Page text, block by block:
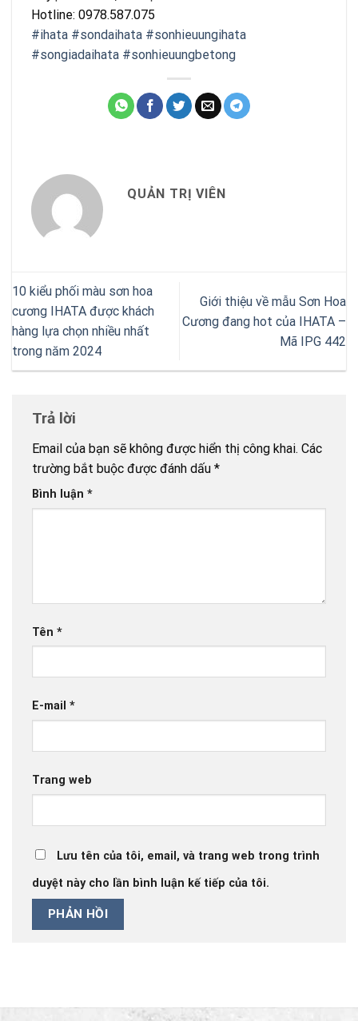
Hotline: 0978.587.075
#ihata #sondaihata #sonhieuungihata
#songiadaihata #sonhieuungbetong
QUẢN TRỊ VIÊN
10 kiểu phối màu sơn hoa
cương IHATA được khách
hàng lựa chọn nhiều nhất
trong năm 2024
Giới thiệu về mẫu Sơn Hoa
Cương đang hot của IHATA –
Mã IPG 442
Trả lời
Email của bạn sẽ không được hiển thị công khai. Các
trường bắt buộc được đánh dấu *
Bình luận *
Tên *
E-mail *
Trang web
Lưu tên của tôi, email, và trang web trong trình
duyệt này cho lần bình luận kế tiếp của tôi.